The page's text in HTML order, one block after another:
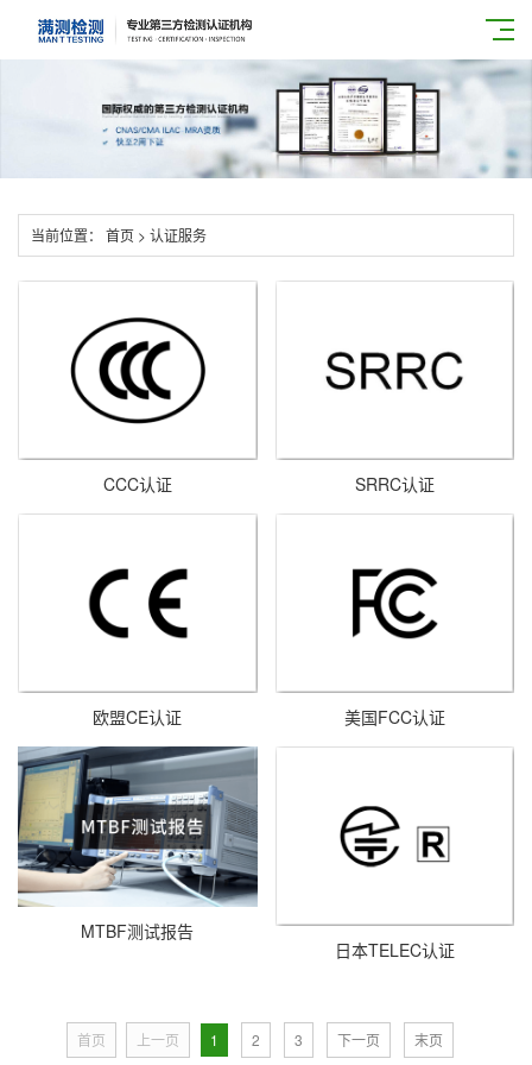
当前位置： 首页 > 认证服务
CCC认证 SRRC认证
欧盟CE认证 美国FCC认证
MTBF测试报告
日本TELEC认证
首页 上一页 1 2 3 下一页 末页